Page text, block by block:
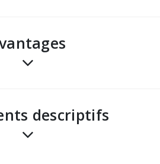
descriptifs